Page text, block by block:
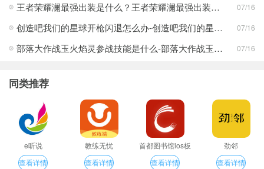
王者荣耀澜最强出装是什么？王者荣耀澜最强出装分享 07/16
创造吧我们的星球开枪闪退怎么办-创造吧我们的星球开枪闪退合集 07/16
部落大作战玉火焰灵参战技能是什么-部落大作战玉火焰灵参战技能合集 07/16
同类推荐
e听说
查看详情
教练无忧
查看详情
首都图书馆ios板
查看详情
劲邻
查看详情